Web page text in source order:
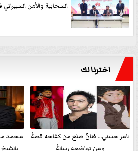
السحابية والأمن
اخترنا لك
تامر حسني… فنانٌ صَنَعَ من كفاحه قصةً
ومن تواضعه رسالةً
محمد